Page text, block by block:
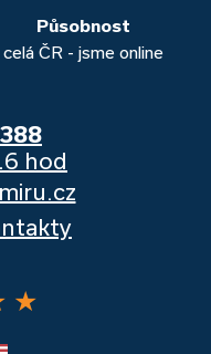
Působnost
celá ČR - jsme online
hod
★